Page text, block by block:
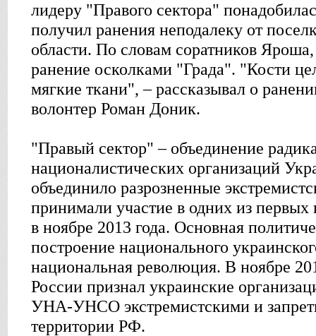
лидеру "Правого сектора"
получил ранения неподалеку от
области. По словам соратников
ранение осколками "Града". "Кости
мягкие ткани", – рассказывал о
волонтер Роман Доник.
"Правый сектор" – объединение
националистических организаций
объединило разрозненные
принимали участие в одних из первых
в ноябре 2013 года. Основная
построение национального
национальная революция. В ноябре
России признал украинские
УНА-УНСО экстремистскими и
территории РФ.